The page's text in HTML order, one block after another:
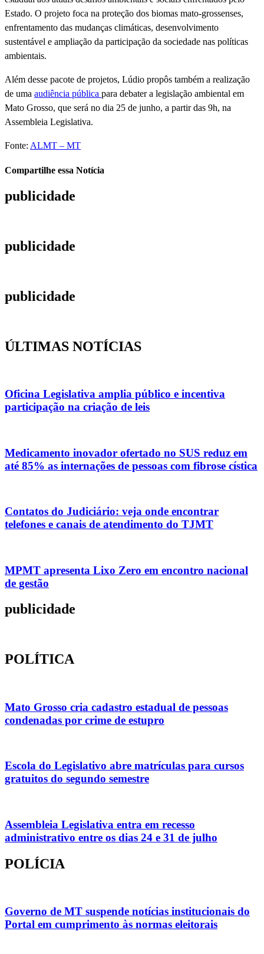
Estado. O projeto foca na proteção dos biomas mato-grossenses,
enfrentamento das mudanças climáticas, desenvolvimento
sustentável e ampliação da participação da sociedade nas políticas
ambientais.
Além desse pacote de projetos, Lúdio propôs também a realização
de uma audiência pública para debater a legislação ambiental em
Mato Grosso, que será no dia 25 de junho, a partir das 9h, na
Assembleia Legislativa.
Fonte: ALMT – MT
Compartilhe essa Notícia
publicidade
publicidade
publicidade
ÚLTIMAS NOTÍCIAS
Oficina Legislativa amplia público e incentiva
participação na criação de leis
Medicamento inovador ofertado no SUS reduz em
até 85% as internações de pessoas com fibrose cística
Contatos do Judiciário: veja onde encontrar
telefones e canais de atendimento do TJMT
MPMT apresenta Lixo Zero em encontro nacional
de gestão
publicidade
POLÍTICA
Mato Grosso cria cadastro estadual de pessoas
condenadas por crime de estupro
Escola do Legislativo abre matrículas para cursos
gratuitos do segundo semestre
Assembleia Legislativa entra em recesso
administrativo entre os dias 24 e 31 de julho
POLÍCIA
Governo de MT suspende notícias institucionais do
Portal em cumprimento às normas eleitorais